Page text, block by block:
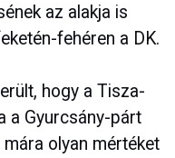
az alakja is
fehéren a DK.
hogy a Tisza-
a Gyurcsány-párt
olyan mértéket